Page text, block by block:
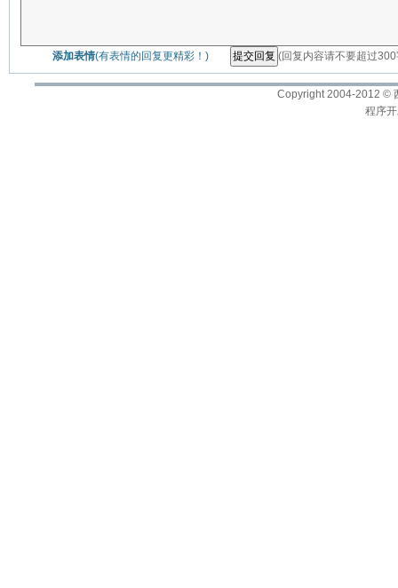
添加表情(有表情的回复更精彩！) (回复内容请不要超过
Copyright 2004-2012 ©
程序